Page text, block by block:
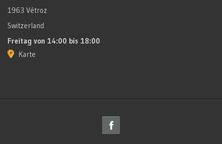
1963 Vétroz
Switzerland
Freitag von 14:00 bis 18:00
Karte